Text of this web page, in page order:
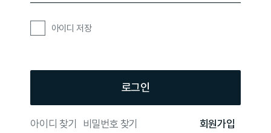
아이디 저장
로그인
아이디 찾기 비밀번호 찾기 회원가입